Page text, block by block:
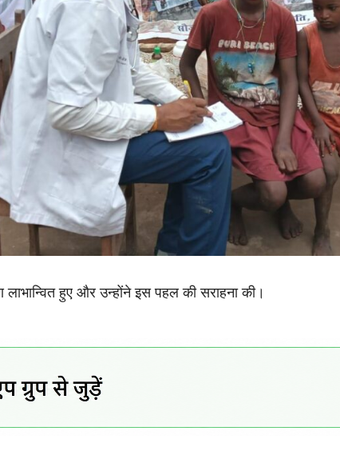
लाभान्वित हुए और उन्होंने इस पहल की सराहना की।